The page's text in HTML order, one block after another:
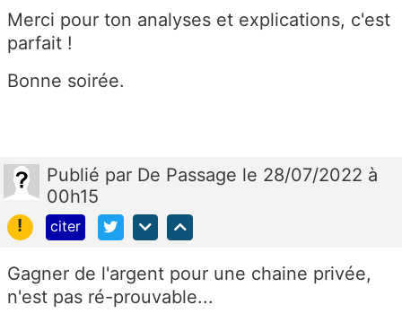
Merci pour ton analyses et explications, c'est
parfait !
Bonne soirée.
Publié par De Passage le 28/07/2022 à
00h15
!
citer
Gagner de l'argent pour une chaine privée,
n'est pas ré-prouvable...